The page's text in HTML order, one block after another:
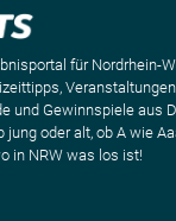
für Nordrhein-
und Gewinnspiele aus
jung oder alt, ob A wie
in NRW was los ist!